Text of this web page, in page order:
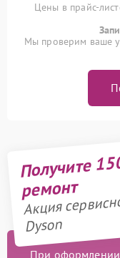
Цены в прайс-
Мы проверим ваше
Получите
ремонт
Акция
Dyson
При оформлении